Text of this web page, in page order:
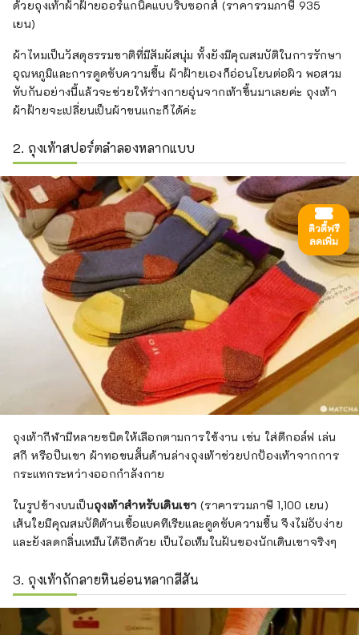
ด้วยถุงเท้าผ้าฝ้ายออร์แกนิคแบบริบซอกส์ (ราคารวมภาษี 935
เยน)
ผ้าไหมเป็นวัสดุธรรมชาติที่มีสัมผัสนุ่ม ทั้งยังมีคุณสมบัติในการรักษา
อุณหภูมิและการดูดซับความชื้น ผ้าฝ้ายเองก็อ่อนโยนต่อผิว พอสวม
ทับกันอย่างนี้แล้วจะช่วยให้ร่างกายอุ่นจากเท้าขึ้นมาเลยค่ะ ถุงเท้า
ผ้าฝ้ายจะเปลี่ยนเป็นผ้าขนแกะก็ได้ค่ะ
2. ถุงเท้าสปอร์ตลำลองหลากแบบ
ถุงเท้ากีฬามีหลายชนิดให้เลือกตามการใช้งาน เช่น ใส่ตีกอล์ฟ เล่น
สกี หรือปีนเขา ผ้าทอขนสั้นด้านล่างถุงเท้าช่วยปกป้องเท้าจากการ
กระแทกระหว่างออกกำลังกาย
ในรูปข้างบนเป็นถุงเท้าสำหรับเดินเขา (ราคารวมภาษี 1,100 เยน)
เส้นใยมีคุณสมบัติต้านเชื้อแบคทีเรียและดูดซับความชื้น จึงไม่อับง่าย
และยังลดกลิ่นเหม็นได้อีกด้วย เป็นไอเท็มในฝันของนักเดินเขาจริงๆ
3. ถุงเท้าถักลายหินอ่อนหลากสีสัน
ดิวตี้ฟรี
ลดเพิ่ม